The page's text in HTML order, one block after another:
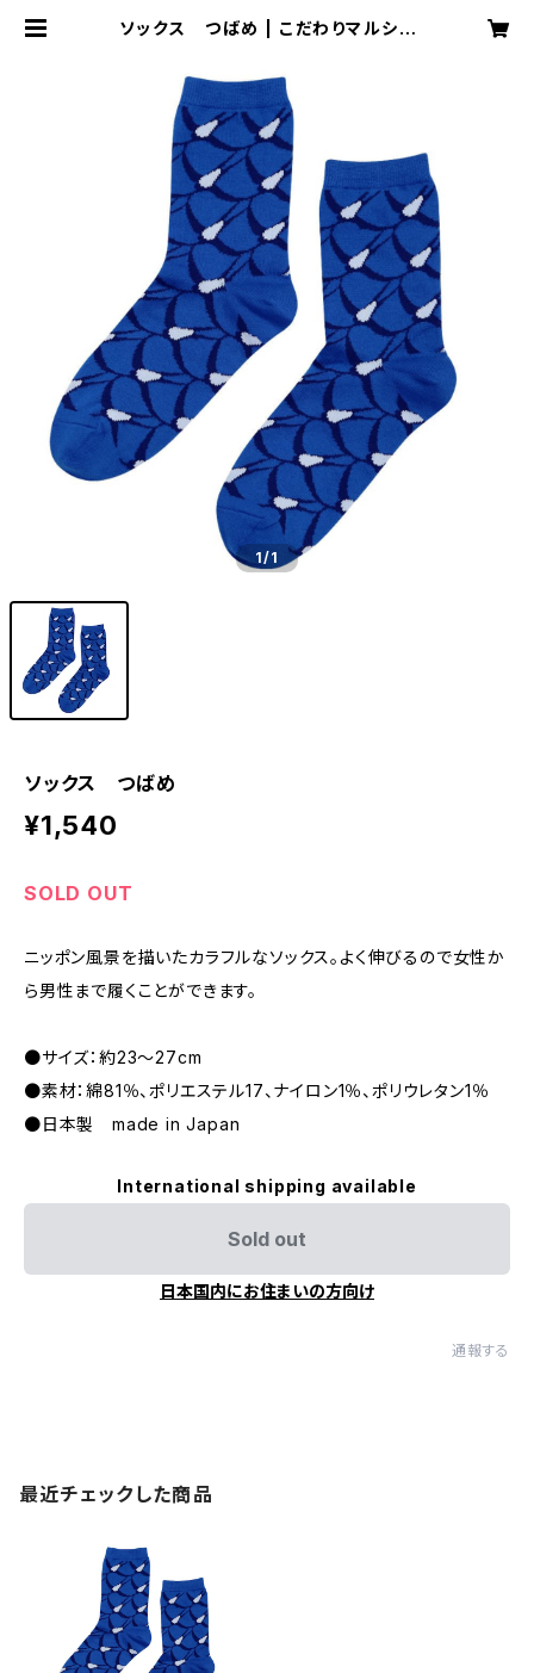
ソックス つばめ | こだわりマルシェ
1/1
ソックス つばめ
¥1,540
SOLD OUT
ニッポン風景を描いたカラフルなソックス。よく伸びるので女性か
ら男性まで履くことができます。
●サイズ：約23〜27cm
●素材：綿81％、ポリエステル17、ナイロン1％、ポリウレタン1％
●日本製 made in Japan
International shipping available
Sold out
日本国内にお住まいの方向け
通報する
最近チェックした商品